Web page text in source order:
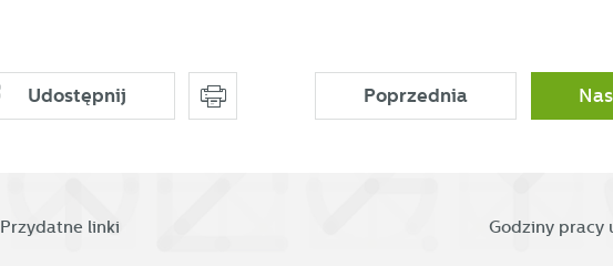
Udostępnij Poprzednia
Przydatne linki Godziny pracy